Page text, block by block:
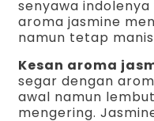
senyawa
aroma jasmine
namun tetap
Kesan aroma
segar dengan
awal namun
mengering.